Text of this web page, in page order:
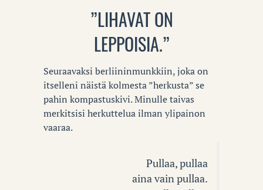
”LIHAVAT ON
LEPPOISIA.”
Seuraavaksi berliininmunkkiin, joka on
itselleni näistä kolmesta ”herkusta” se
pahin kompastuskivi. Minulle taivas
merkitsisi herkuttelua ilman ylipainon
vaaraa.
Pullaa, pullaa
aina vain pullaa.